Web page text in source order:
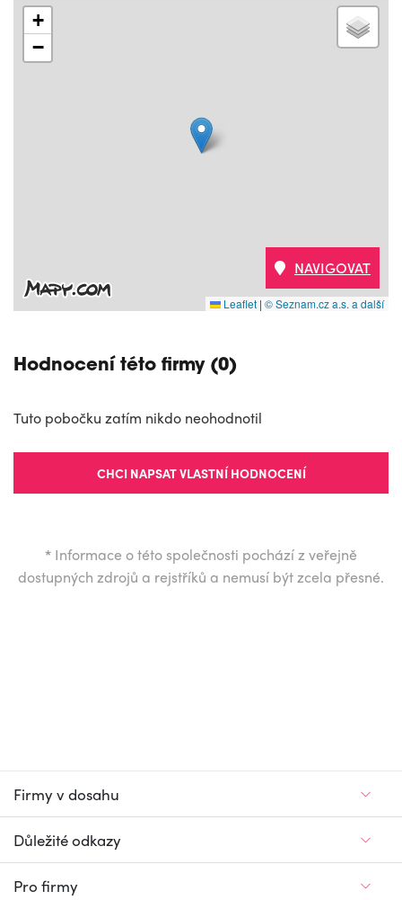
+
−
Leaflet | © Seznam.cz a.s. a další
NAVIGOVAT
Hodnocení této firmy (0)
Tuto pobočku zatím nikdo neohodnotil
CHCI NAPSAT VLASTNÍ HODNOCENÍ
* Informace o této společnosti pochází z veřejně
dostupných zdrojů a rejstříků a nemusí být zcela přesné.
Firmy v dosahu
Důležité odkazy
Pro firmy